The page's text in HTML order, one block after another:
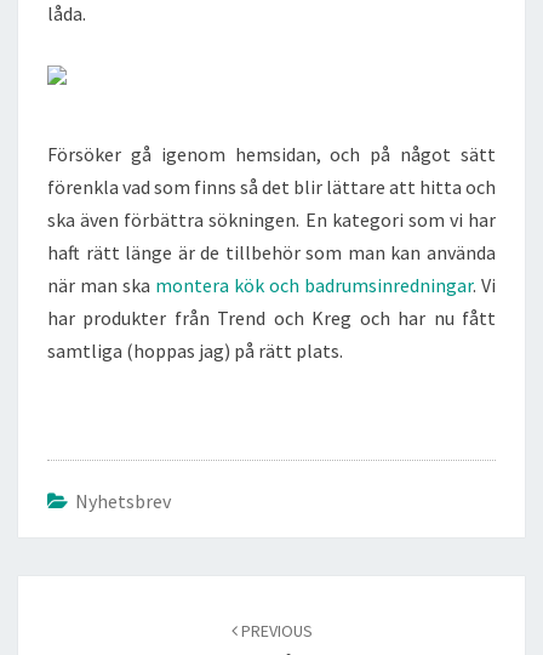
låda.
Försöker gå igenom hemsidan, och på något sätt
förenkla vad som finns så det blir lättare att hitta och
ska även förbättra sökningen. En kategori som vi har
haft rätt länge är de tillbehör som man kan använda
när man ska montera kök och badrumsinredningar. Vi
har produkter från Trend och Kreg och har nu fått
samtliga (hoppas jag) på rätt plats.
Nyhetsbrev
PREVIOUS